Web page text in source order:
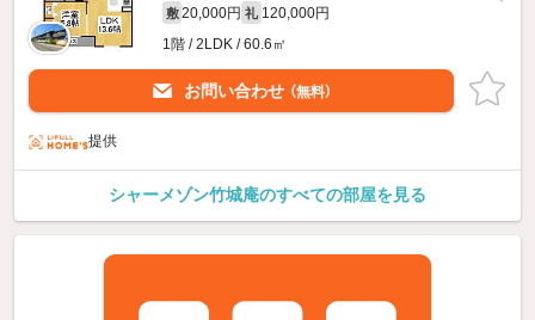
敷 20,000円 礼 120,000円
1階 / 2LDK / 60.6㎡
お問い合わせ （無料）
提供
シャーメゾン竹城庵のすべての部屋を見る